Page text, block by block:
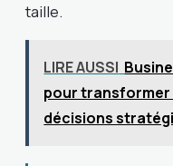
taille.
LIRE AUSSI
pour transformer
décisions